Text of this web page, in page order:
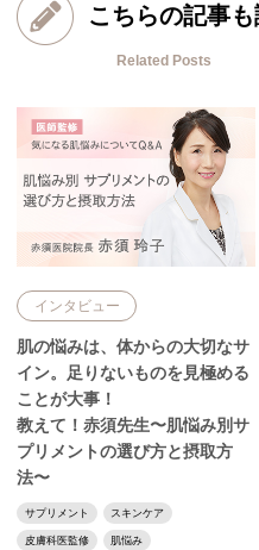
こちらの記事
Related Posts
インタビュー
肌の悩みは、体からの大切なサ
イン。足りないものを見極める
ことが大事！
教えて！赤須先生〜肌悩み別サ
プリメントの選び方と摂取方
法〜
サプリメント スキンケア
皮膚科医監修 肌悩み